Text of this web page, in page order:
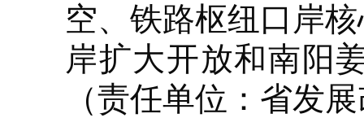
空、铁路枢纽口岸
岸扩大开放和南阳
（责任单位：省发